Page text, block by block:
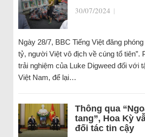
30/07/2024 |
Ngày 28/7, BBC Tiếng Việt đăng
tỷ, người Việt vô địch về cúng tổ tiên”.
trải nghiệm của Luke Digweed đối với
Việt Nam, để lại…
Thông qua
tang”, Hoa Kỳ
đối tác tin cậy